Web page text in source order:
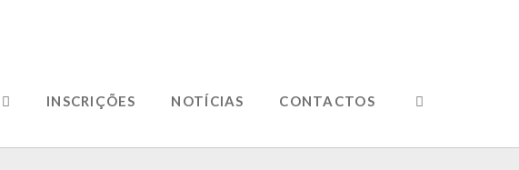
INSCRIÇÕES NOTÍCIAS CONTACTOS